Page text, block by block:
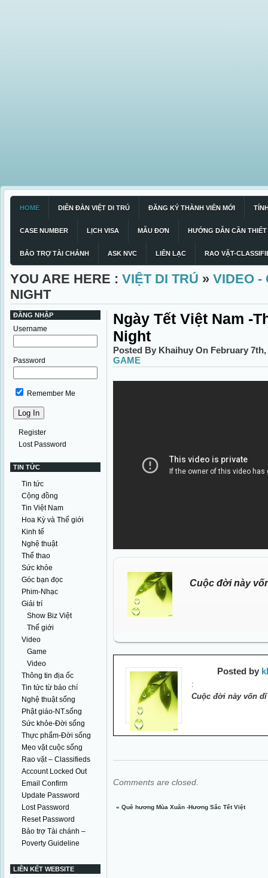
HOME DIỄN ĐÀN VIỆT DI TRÚ ĐĂNG KÝ THÀNH VIÊN MỚI
CASE NUMBER LỊCH VISA MẪU ĐƠN HƯỚNG DẪN CẦN THIẾT
BẢO TRỢ TÀI CHÁNH ASK NVC LIÊN LẠC RAO VẶT-
YOU ARE HERE : VIỆT DI TRÚ » VIDEO -
NIGHT
ĐĂNG NHẬP
Username
Password
Remember Me
Register
Lost Password
TIN TỨC
Tin tức
Cộng đồng
Tin Việt Nam
Hoa Kỳ và Thế giới
Kinh tế
Nghệ thuật
Thể thao
Sức khỏe
Góc bạn đọc
Phim-Nhạc
Giải trí
Show Biz Việt
Thế giới
Video
Game
Video
Thông tin địa ốc
Tin tức từ báo chí
Nghệ thuật sống
Phật giáo-NT.sống
Sức khỏe-Đời sống
Thực phẩm-Đời sống
Mẹo vặt cuộc sống
Rao vặt – Classifieds
Account Locked Out
Email Confirm
Update Password
Lost Password
Reset Password
Bảo trợ Tài chánh –
Poverty Guideline
LIÊN KẾT WEBSITE
Ngày Tết Việt Nam -
Night
Posted By Khaihuy On February
GAME
Cuộc đời này
Posted by
:
Cuộc đời này vốn
Comments are closed.
«Quê hương Mùa Xuân -Hương Sắc Tết Việt